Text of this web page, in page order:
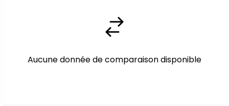
Aucune donnée de comparaison disponible